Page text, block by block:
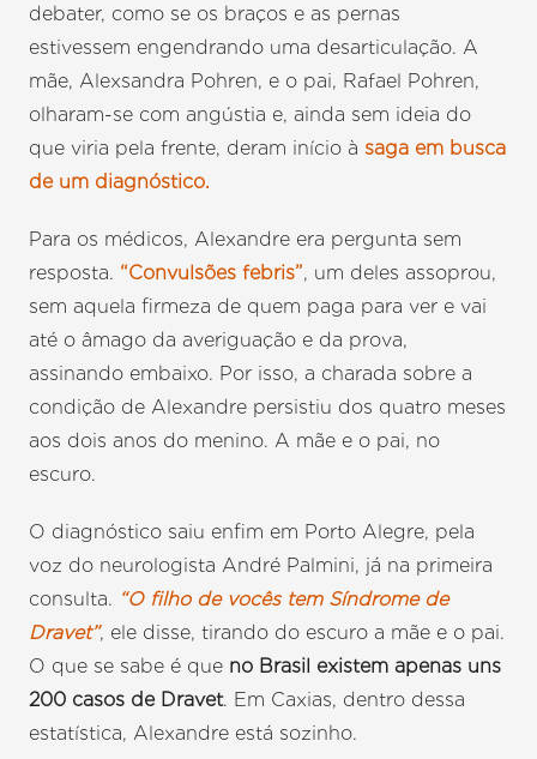
debater, como se os braços e as pernas
estivessem engendrando uma desarticulação. A
mãe, Alexsandra Pohren, e o pai, Rafael Pohren,
olharam-se com angústia e, ainda sem ideia do
que viria pela frente, deram início àsaga em busca
de um diagnóstico.
Para os médicos, Alexandre era pergunta sem
resposta. “Convulsões febris”, um deles assoprou,
sem aquela firmeza de quem paga para ver e vai
até o âmago da averiguação e da prova,
assinando embaixo. Por isso, a charada sobre a
condição de Alexandre persistiu dos quatro meses
aos dois anos do menino. A mãe e o pai, no
escuro.
O diagnóstico saiu enfim em Porto Alegre, pela
voz do neurologista André Palmini, já na primeira
consulta. “O filho de vocês tem Síndrome de
Dravet”, ele disse, tirando do escuro a mãe e o pai.
O que se sabe é que no Brasil existem apenas uns
200 casos de Dravet. Em Caxias, dentro dessa
estatística, Alexandre está sozinho.